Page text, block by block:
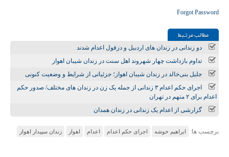
Forgot Password
مطالب مرتـبط
دو زندانی در زندان های اردبیل و دزفول اعدام شدند
تداوم بازداشت چهار شهروند اهل سنت در زندان شیبان اهواز
جلیل بنی‌خالد در زندان شیبان اهواز؛ جزئیاتی از شرایط و وضعیت کنونی
اجرای حکم اعدام ۳ زندانی از جمله یک زن در زندان‌ های مختلف/ صدور حکم
اعدام برای ۲ متهم در تهران
گزارشی از اعدام یک زندانی در زندان همدان
برچسب ها: ابراهیم خوشه اجرای حکم اعدام اعدام اهواز زندان سپیدار اهواز